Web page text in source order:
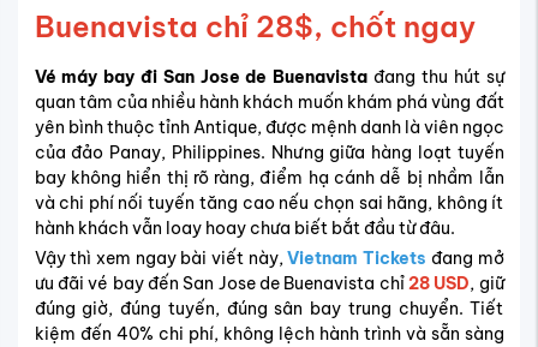
Buenavista chỉ 28$, chốt ngay
Vé máy bay đi San Jose de Buenavista đang thu hút sự
quan tâm của nhiều hành khách muốn khám phá vùng đất
yên bình thuộc tỉnh Antique, được mệnh danh là viên ngọc
của đảo Panay, Philippines. Nhưng giữa hàng loạt tuyến
bay không hiển thị rõ ràng, điểm hạ cánh dễ bị nhầm lẫn
và chi phí nối tuyến tăng cao nếu chọn sai hãng, không ít
hành khách vẫn loay hoay chưa biết bắt đầu từ đâu.
Vậy thì xem ngay bài viết này,Vietnam Tickets đang mở
ưu đãi vé bay đến San Jose de Buenavista chỉ28 USD, giữ
đúng giờ, đúng tuyến, đúng sân bay trung chuyển. Tiết
kiệm đến 40% chi phí, không lệch hành trình và sẵn sàng